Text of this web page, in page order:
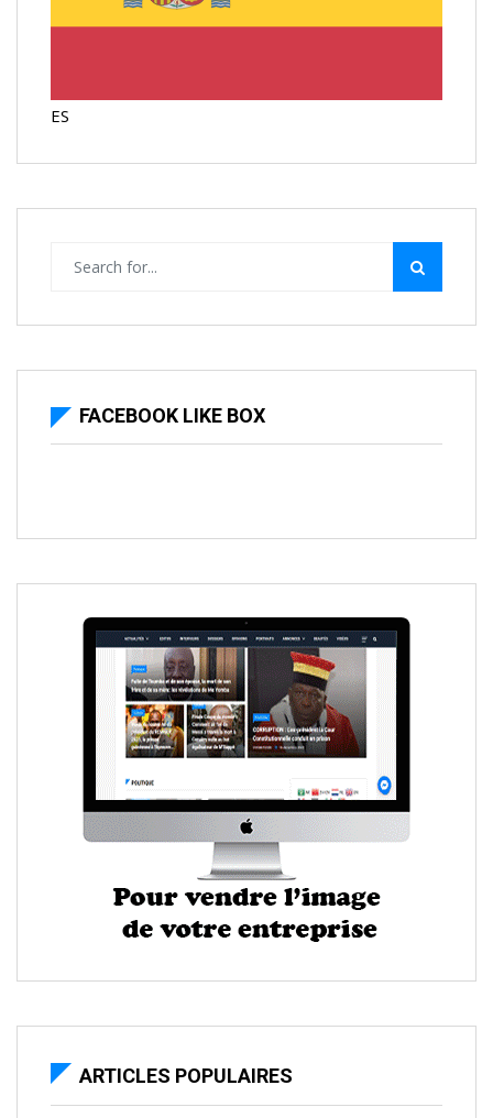
ES
FACEBOOK LIKE BOX
ARTICLES POPULAIRES